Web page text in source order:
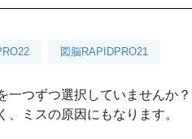
図脳RAPIDPRO21
つずつ選択していませんか
ミスの原因にもなります。